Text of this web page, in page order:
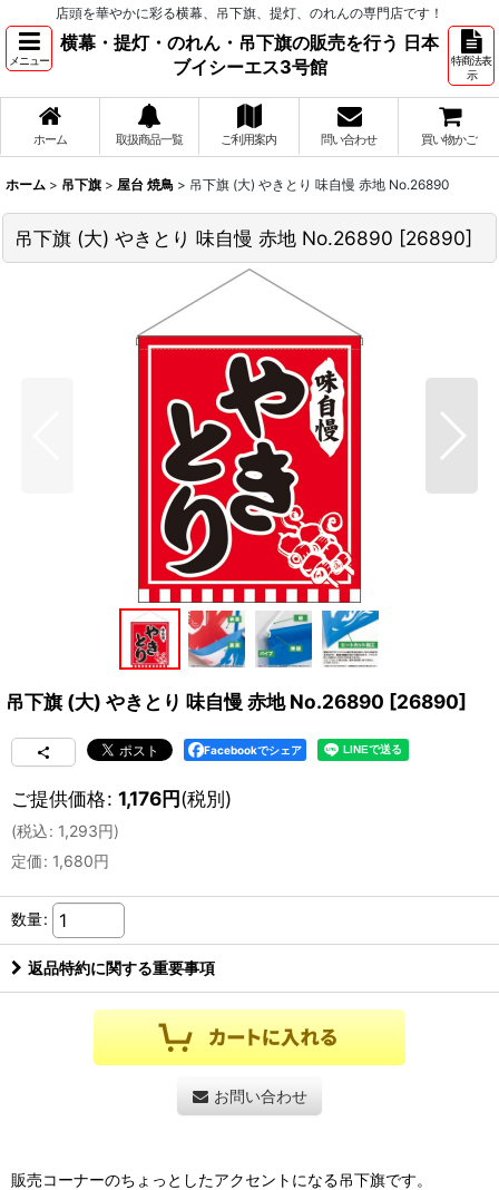
店頭を華やかに彩る横幕、吊下旗、提灯、のれんの専門店です！
メニュー
横幕・提灯・のれん・吊下旗の販売を行う 日本
ブイシーエス3号館
特商法表
示
ホーム 取扱商品一覧 ご利用案内 問い合わせ 買い物かご
ホーム > 吊下旗 > 屋台 焼鳥 > 吊下旗 (大) やきとり 味自慢 赤地 No.26890
吊下旗 (大) やきとり 味自慢 赤地 No.26890 [26890]
吊下旗 (大) やきとり 味自慢 赤地 No.26890 [26890]
Facebookでシェア
ご提供価格: 1,176円(税別)
(税込: 1,293円)
定価: 1,680円
数量:
返品特約に関する重要事項
お問い合わせ
販売コーナーのちょっとしたアクセントになる吊下旗です。